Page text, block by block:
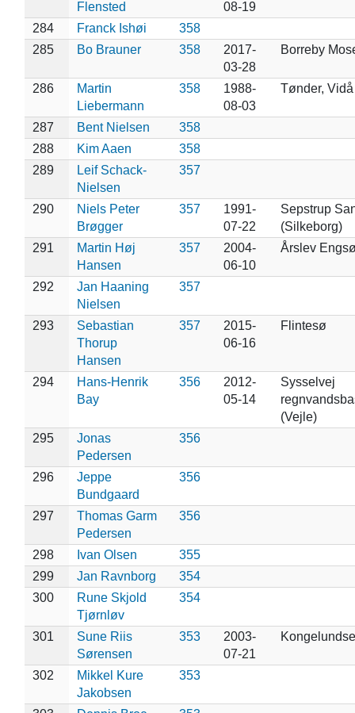
Flensted
08-19
284 Franck Ishøi
358
285
Bo Brauner 358
2017-
03-28
Borreby
286
Martin
Liebermann
358
1988-
08-03
Tønder, Vidå
287 Bent Nielsen
358
288
Kim Aaen
358
289
Leif Schack-
Nielsen
357
290
Niels Peter
Brøgger
357
1991-
07-22
Sepstrup
(Silkeborg)
291
Martin Høj
Hansen
357
2004-
06-10
Årslev
292
Jan Haaning
Nielsen
357
293
Sebastian
Thorup
Hansen
357
2015-
06-16
Flintesø
294
Hans-Henrik
Bay
356
2012-
05-14
Sysselvej
(Vejle)
295
Jonas
Pedersen
356
296
Jeppe
Bundgaard
356
297
Thomas Garm
Pedersen
356
298 Ivan Olsen
355
299
Jan Ravnborg
354
300
Rune Skjold
Tjørnløv
354
301
Sune Riis
Sørensen
353
2003-
07-21
302
Mikkel Kure
Jakobsen
353